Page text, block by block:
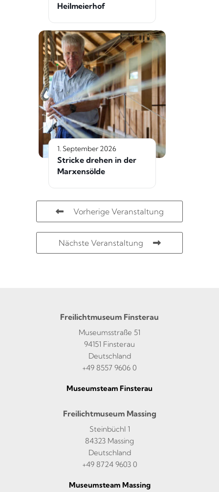
Heilmeierhof
1. September 2026
Stricke drehen in der
Marxensölde
Vorherige Veranstaltung
Nächste Veranstaltung
Freilichtmuseum Finsterau
Museumsstraße 51
94151 Finsterau
Deutschland
+49 8557 9606 0
Museumsteam Finsterau
Freilichtmuseum Massing
Steinbüchl 1
84323 Massing
Deutschland
+49 8724 9603 0
Museumsteam Massing